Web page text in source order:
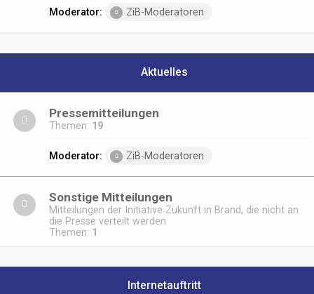
Moderator: ZiB-Moderatoren
Aktuelles
Pressemitteilungen
Themen: 19
Moderator: ZiB-Moderatoren
Sonstige Mitteilungen
Mitteilungen der Initiative Zukunft in Brand, die nicht an
die Presse verteilt werden
Themen: 1
Internetauftritt